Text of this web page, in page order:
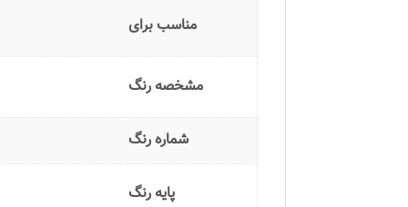
مناسب برای
مشخصه رنگ
شماره رنگ
پایه رنگ